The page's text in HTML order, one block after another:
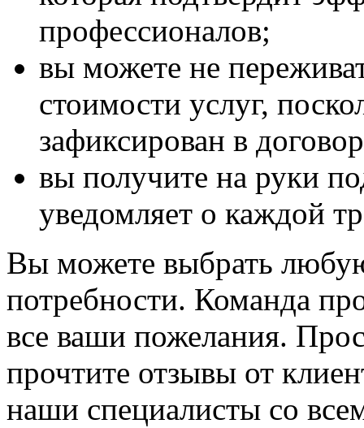
профессионалов;
вы можете не
стоимости услуг,
зафиксирован в
вы получите на руки
уведомляет о каждой
Вы можете выбрать
потребности. Команда
все ваши пожелания.
прочтите отзывы от
наши специалисты со